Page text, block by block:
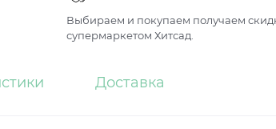
Выбираем и покупаем получаем
супермаркетом Хитсад.
Доставка